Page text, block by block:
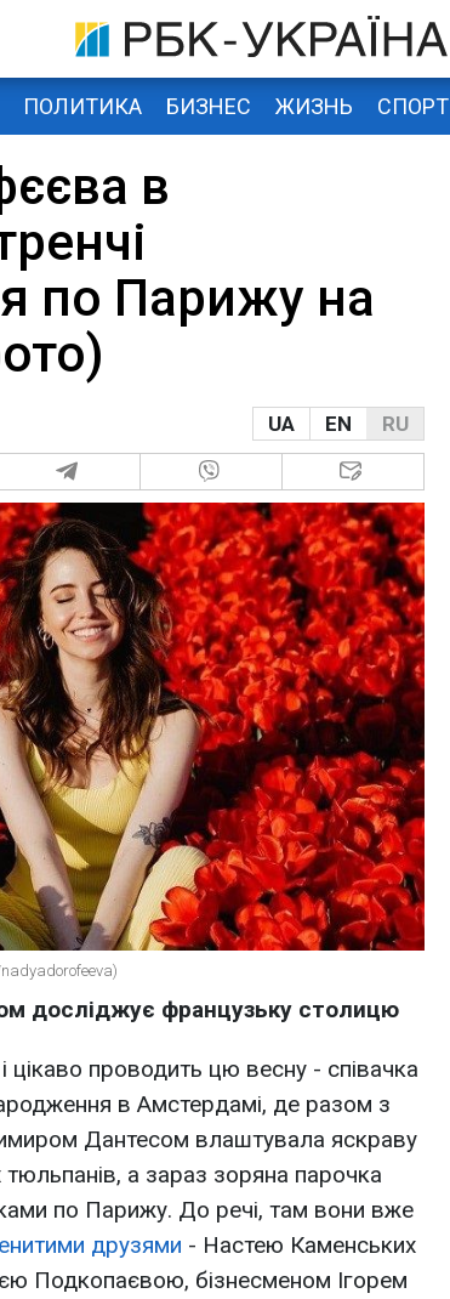
ПОЛИТИКА БИЗНЕС ЖИЗНЬ СПОРТ
в
по Парижу на
UA EN RU
досліджує французьку столицю
проводить цю весну - співачка
в Амстердамі, де разом з
Дантесом влаштувала яскраву
тюльпанів, а зараз зоряна парочка
по Парижу. До речі, там вони вже
друзями - Настею Каменських
Подкопаєвою, бізнесменом Ігорем